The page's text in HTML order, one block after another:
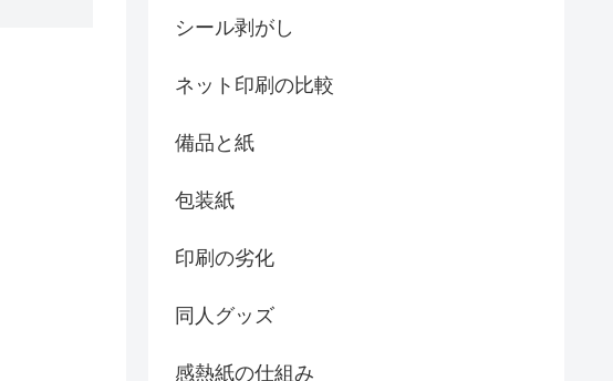
シール剥がし
ネット印刷の比較
備品と紙
包装紙
印刷の劣化
同人グッズ
感熱紙の仕組み